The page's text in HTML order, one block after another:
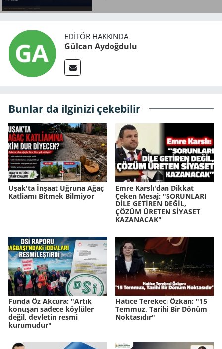
EDITÖR HAKKINDA
Gülcan Aydoğdulu
Bunlar da ilginizi çekebilir
Uşak'ta İnşaat Uğruna Ağaç
Katliamı Bitmek Bilmiyor
Emre Karslı'dan Dikkat
Çeken Mesaj: "SORUNLARI
DİLE GETİREN DEĞİL,
ÇÖZÜM ÜRETEN SİYASET
KAZANACAK"
Funda Öz Akcura: "Artık
konuşan sadece köylüler
değil, devletin resmi
kurumudur"
Hatice Terekeci Özkan: "15
Temmuz, Tarihi Bir Dönüm
Noktasıdır"